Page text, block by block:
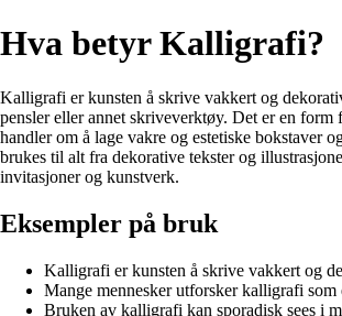
Hva betyr Kalligrafi?
Kalligrafi er kunsten å skrive vakkert og
pensler eller annet skriveverktøy. Det er en form
handler om å lage vakre og estetiske bokstaver
brukes til alt fra dekorative tekster og
invitasjoner og kunstverk.
Eksempler på bruk
Kalligrafi er kunsten å skrive vakkert og
Mange mennesker utforsker kalligrafi som
Bruken av kalligrafi kan sporadisk sees i